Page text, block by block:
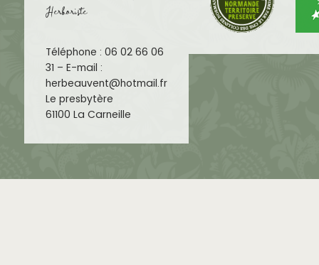
Herboriste
Téléphone : 06 02 66 06
31 – E-mail :
herbeauvent@hotmail.fr
Le presbytère
61100 La Carneille